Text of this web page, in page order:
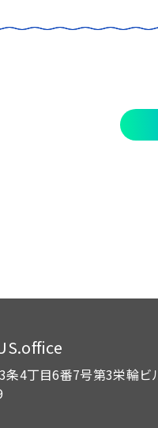
条4丁目6番7号第3栄輪ビ